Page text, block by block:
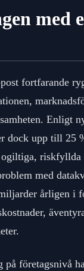
med
fortfarande
Enligt
dock upp till 25
ogiltiga,
med
årligen i
på företagsnivå